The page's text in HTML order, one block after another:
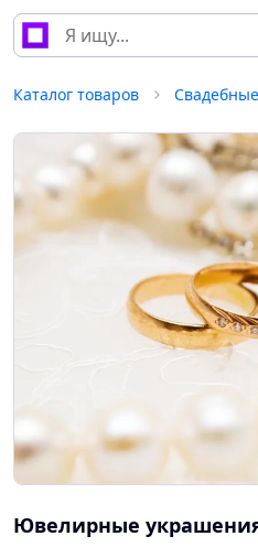
Каталог товаров
Ювелирные